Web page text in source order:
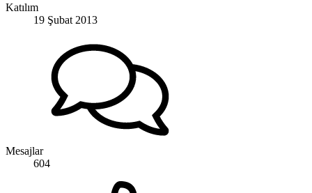
Katılım
19 Şubat 2013
Mesajlar
604